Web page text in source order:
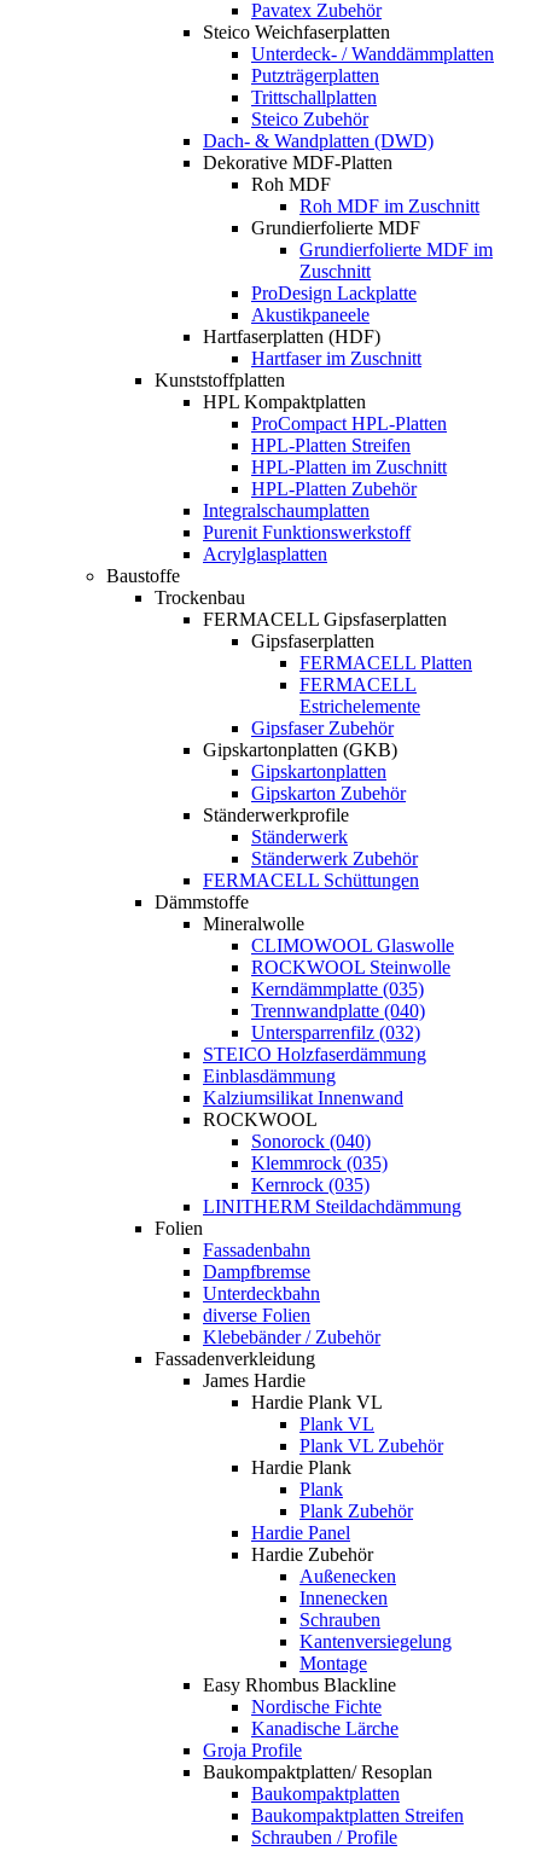
Pavatex Zubehör
Steico Weichfaserplatten
Unterdeck- / Wanddämmplatten
Putzträgerplatten
Trittschallplatten
Steico Zubehör
Dach- & Wandplatten (DWD)
Dekorative MDF-Platten
Roh MDF
Roh MDF im Zuschnitt
Grundierfolierte MDF
Grundierfolierte MDF im
Zuschnitt
ProDesign Lackplatte
Akustikpaneele
Hartfaserplatten (HDF)
Hartfaser im Zuschnitt
Kunststoffplatten
HPL Kompaktplatten
ProCompact HPL-Platten
HPL-Platten Streifen
HPL-Platten im Zuschnitt
HPL-Platten Zubehör
Integralschaumplatten
Purenit Funktionswerkstoff
Acrylglasplatten
Baustoffe
Trockenbau
FERMACELL Gipsfaserplatten
Gipsfaserplatten
FERMACELL Platten
FERMACELL
Estrichelemente
Gipsfaser Zubehör
Gipskartonplatten (GKB)
Gipskartonplatten
Gipskarton Zubehör
Ständerwerkprofile
Ständerwerk
Ständerwerk Zubehör
FERMACELL Schüttungen
Dämmstoffe
Mineralwolle
CLIMOWOOL Glaswolle
ROCKWOOL Steinwolle
Kerndämmplatte (035)
Trennwandplatte (040)
Untersparrenfilz (032)
STEICO Holzfaserdämmung
Einblasdämmung
Kalziumsilikat Innenwand
ROCKWOOL
Sonorock (040)
Klemmrock (035)
Kernrock (035)
LINITHERM Steildachdämmung
Folien
Fassadenbahn
Dampfbremse
Unterdeckbahn
diverse Folien
Klebebänder / Zubehör
Fassadenverkleidung
James Hardie
Hardie Plank VL
Plank VL
Plank VL Zubehör
Hardie Plank
Plank
Plank Zubehör
Hardie Panel
Hardie Zubehör
Außenecken
Innenecken
Schrauben
Kantenversiegelung
Montage
Easy Rhombus Blackline
Nordische Fichte
Kanadische Lärche
Groja Profile
Baukompaktplatten/ Resoplan
Baukompaktplatten
Baukompaktplatten Streifen
Schrauben / Profile